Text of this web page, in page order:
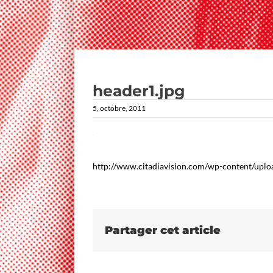
header1.jpg
5, octobre, 2011
http://www.citadiavision.com/wp-content/
Partager cet article